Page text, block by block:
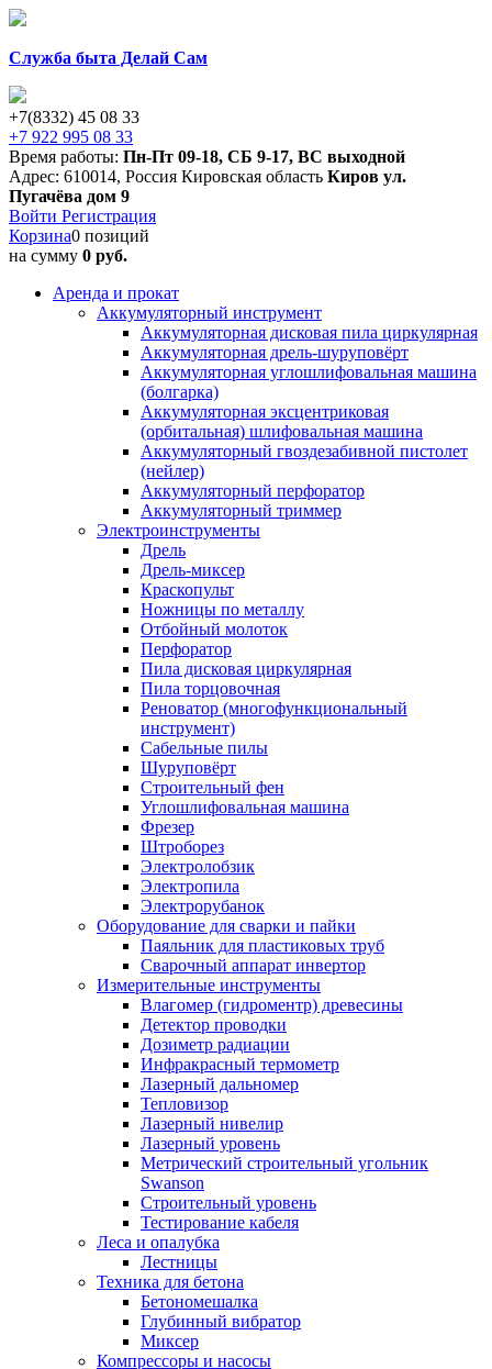
Служба быта Делай Сам
+7(8332) 45 08 33
+7 922 995 08 33
Время работы: Пн-Пт 09-18, СБ 9-17, ВС выходной
Адрес: 610014, Россия Кировская область Киров ул.
Пугачёва дом 9
Войти Регистрация
Корзина0 позиций
на сумму 0 руб.
Аренда и прокат
Аккумуляторный инструмент
Аккумуляторная дисковая пила циркулярная
Аккумуляторная дрель-шуруповёрт
Аккумуляторная углошлифовальная машина
(болгарка)
Аккумуляторная эксцентриковая
(орбитальная) шлифовальная машина
Аккумуляторный гвоздезабивной пистолет
(нейлер)
Аккумуляторный перфоратор
Аккумуляторный триммер
Электроинструменты
Дрель
Дрель-миксер
Краскопульт
Ножницы по металлу
Отбойный молоток
Перфоратор
Пила дисковая циркулярная
Пила торцовочная
Реноватор (многофункциональный
инструмент)
Сабельные пилы
Шуруповёрт
Строительный фен
Углошлифовальная машина
Фрезер
Штроборез
Электролобзик
Электропила
Электрорубанок
Оборудование для сварки и пайки
Паяльник для пластиковых труб
Сварочный аппарат инвертор
Измерительные инструменты
Влагомер (гидроментр) древесины
Детектор проводки
Дозиметр радиации
Инфракрасный термометр
Лазерный дальномер
Тепловизор
Лазерный нивелир
Лазерный уровень
Метрический строительный угольник
Swanson
Строительный уровень
Тестирование кабеля
Леса и опалубка
Лестницы
Техника для бетона
Бетономешалка
Глубинный вибратор
Миксер
Компрессоры и насосы